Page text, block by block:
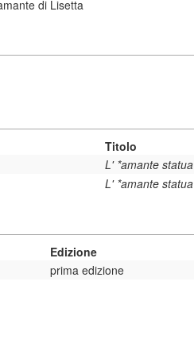
di Lisetta
Titolo
L' *amante statua
L' *amante statua
Edizione
prima edizione